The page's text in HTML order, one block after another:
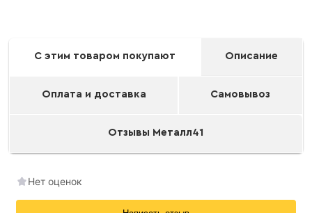
С этим товаром покупают Описание
Оплата и доставка Самовывоз
Отзывы Металл41
Нет оценок